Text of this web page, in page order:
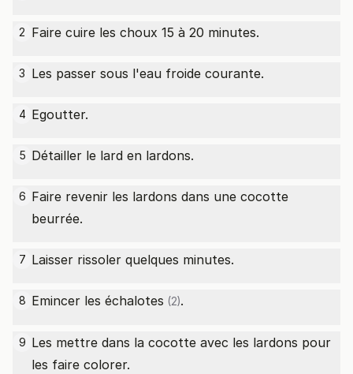
2 Faire cuire les choux 15 à 20 minutes.
3 Les passer sous l'eau froide courante.
4 Egoutter.
5 Détailler le lard en lardons.
6 Faire revenir les lardons dans une cocotte
beurrée.
7 Laisser rissoler quelques minutes.
8 Emincer les échalotes (2).
9 Les mettre dans la cocotte avec les lardons pour
les faire colorer.